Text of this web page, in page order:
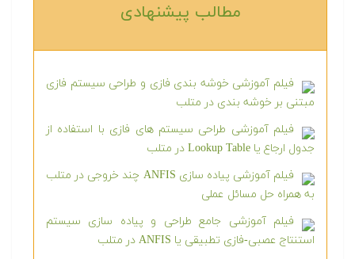
مطالب پیشنهادی‎
فیلم آموزشی خوشه بندی فازی و طراحی سیستم فازی
مبتنی بر خوشه بندی در متلب
فیلم آموزشی طراحی سیستم های فازی با استفاده از
جدول ارجاع یا Lookup Table در متلب
فیلم آموزشی پیاده سازی ANFIS چند خروجی در متلب
به همراه حل مسائل عملی
فیلم آموزشی جامع طراحی و پیاده سازی سیستم
استنتاج عصبی-فازی تطبیقی یا ANFIS در متلب